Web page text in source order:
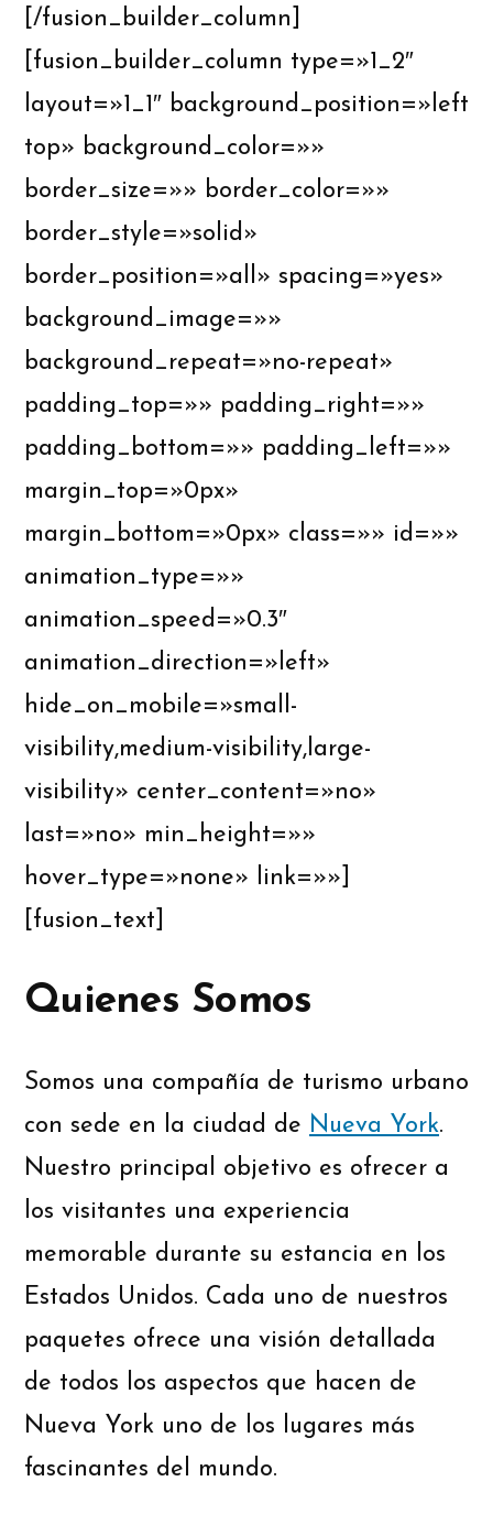
[/fusion_builder_column]
[fusion_builder_column type=»1_2″
layout=»1_1″ background_position=»left
top» background_color=»»
border_size=»» border_color=»»
border_style=»solid»
border_position=»all» spacing=»yes»
background_image=»»
background_repeat=»no-repeat»
padding_top=»» padding_right=»»
padding_bottom=»» padding_left=»»
margin_top=»0px»
margin_bottom=»0px» class=»» id=»»
animation_type=»»
animation_speed=»0.3″
animation_direction=»left»
hide_on_mobile=»small-
visibility,medium-visibility,large-
visibility» center_content=»no»
last=»no» min_height=»»
hover_type=»none» link=»»]
[fusion_text]
Quienes Somos
Somos una compañía de turismo urbano
con sede en la ciudad de Nueva York.
Nuestro principal objetivo es ofrecer a
los visitantes una experiencia
memorable durante su estancia en los
Estados Unidos. Cada uno de nuestros
paquetes ofrece una visión detallada
de todos los aspectos que hacen de
Nueva York uno de los lugares más
fascinantes del mundo.